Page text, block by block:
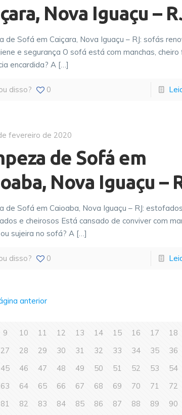
Nova Iguaçu –
de Sofá em Caiçara, Nova Iguaçu – RJ: sofás
e segurança O sofá está com manchas,
encardida? A […]
disso? 0
fevereiro de 2020
de Sofá em
Nova Iguaçu –
de Sofá em Caioaba, Nova Iguaçu – RJ:
e cheirosos Está cansado de conviver com
sujeira no sofá? A […]
disso? 0
anterior
9 10 11 12 13 14 15 16 17
18
27 28 29 30 31 32 33 34 35
36
45 46 47 48 49 50 51 52 53
54
63 64 65 66 67 68 69 70 71
72
81 82 83 84 85 86 87 88 89 90